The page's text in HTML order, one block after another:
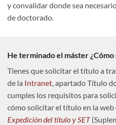
y convalidar donde sea
de doctorado.
He terminado el máster
Tienes que solicitar el título a
de la Intranet, apartado Título
cumples los requisitos para
cómo solicitar el título en la web
Expedición del título y SET